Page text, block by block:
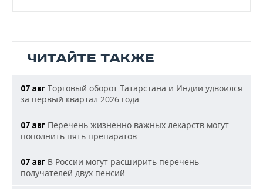
ЧИТАЙТЕ ТАКЖЕ
07 авг Торговый оборот Татарстана и Индии удвоился
за первый квартал 2026 года
07 авг Перечень жизненно важных лекарств могут
пополнить пять препаратов
07 авг В России могут расширить перечень
получателей двух пенсий